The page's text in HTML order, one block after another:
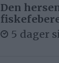
Den
5 dager